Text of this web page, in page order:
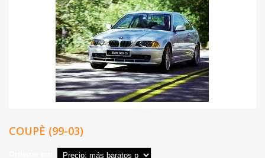
COUPÈ (99-03)